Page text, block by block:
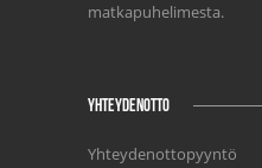
matkapuhelimesta.
YHTEYDENOTTO
Yhteydenottopyyntö